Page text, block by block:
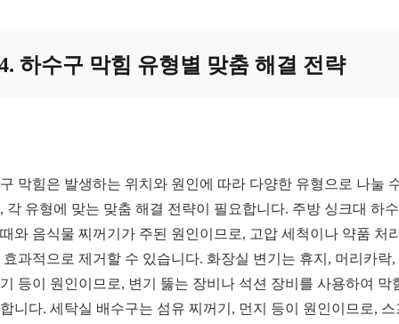
하수구 막힘 유형별 맞춤 해결 전략
막힘은 발생하는 위치와 원인에 따라 다양한 유형으로 나눌
각 유형에 맞는 맞춤 해결 전략이 필요합니다. 주방 싱크대 하
와 음식물 찌꺼기가 주된 원인이므로, 고압 세척이나 약품 처
효과적으로 제거할 수 있습니다. 화장실 변기는 휴지, 머리카락,
등이 원인이므로, 변기 뚫는 장비나 석션 장비를 사용하여 막
니다. 세탁실 배수구는 섬유 찌꺼기, 먼지 등이 원인이므로, 스